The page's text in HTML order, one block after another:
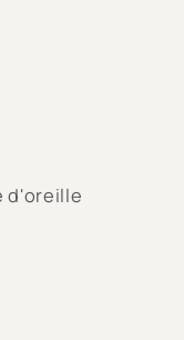
d'oreille